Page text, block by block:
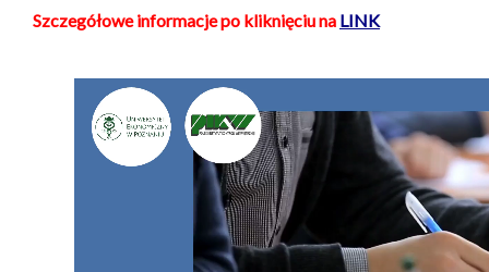
Szczegółowe informacje po kliknięciu na LINK